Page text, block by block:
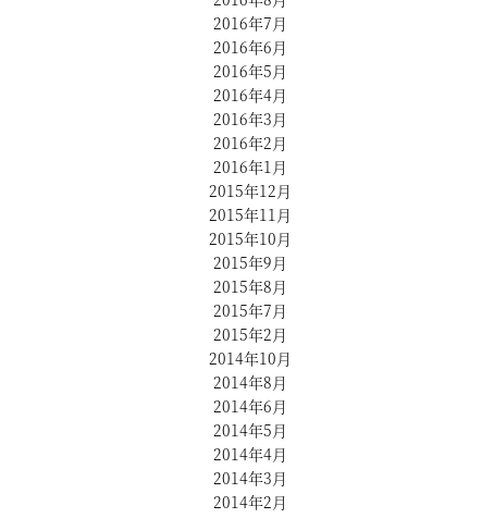
2016年7月
2016年6月
2016年5月
2016年4月
2016年3月
2016年2月
2016年1月
2015年12月
2015年11月
2015年10月
2015年9月
2015年8月
2015年7月
2015年2月
2014年10月
2014年8月
2014年6月
2014年5月
2014年4月
2014年3月
2014年2月